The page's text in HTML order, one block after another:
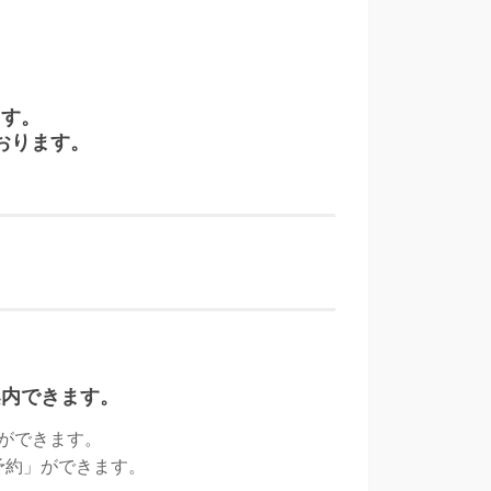
。
ます。
できます。
できます。
」ができます。